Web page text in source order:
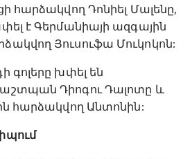
հարձակվող Դոնիել Մալենը,
է Գերմանիայի ազգային
Յուսուֆա Մուկոկոն:
գոլերը խփել են
Դիոգու Դալոտը և
հարձակվող Անտոնին: